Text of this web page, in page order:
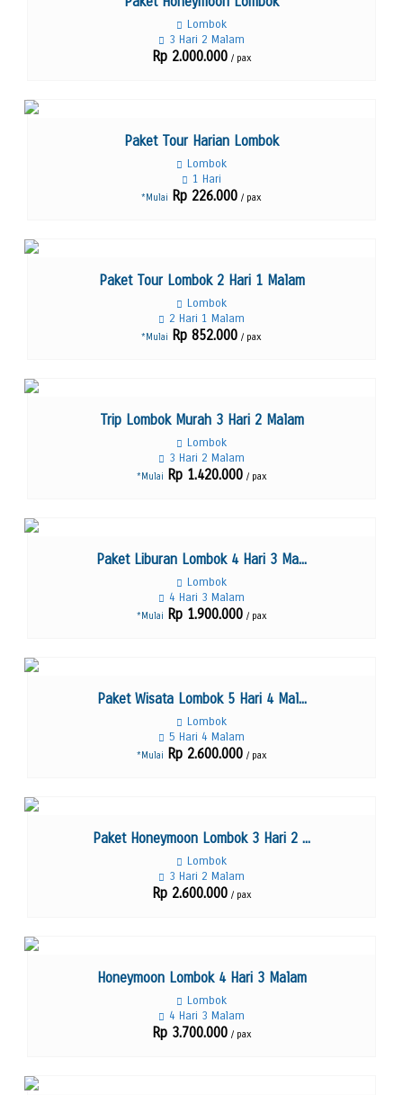
Lombok
3 Hari 2 Malam
Rp 2.000.000 / pax
Paket Tour Harian Lombok
Lombok
1 Hari
*Mulai Rp 226.000 / pax
Paket Tour Lombok 2 Hari 1 Malam
Lombok
2 Hari 1 Malam
*Mulai Rp 852.000 / pax
Trip Lombok Murah 3 Hari 2 Malam
Lombok
3 Hari 2 Malam
*Mulai Rp 1.420.000 / pax
Paket Liburan Lombok 4 Hari 3 Ma...
Lombok
4 Hari 3 Malam
*Mulai Rp 1.900.000 / pax
Paket Wisata Lombok 5 Hari 4 Mal...
Lombok
5 Hari 4 Malam
*Mulai Rp 2.600.000 / pax
Paket Honeymoon Lombok 3 Hari 2 ...
Lombok
3 Hari 2 Malam
Rp 2.600.000 / pax
Honeymoon Lombok 4 Hari 3 Malam
Lombok
4 Hari 3 Malam
Rp 3.700.000 / pax